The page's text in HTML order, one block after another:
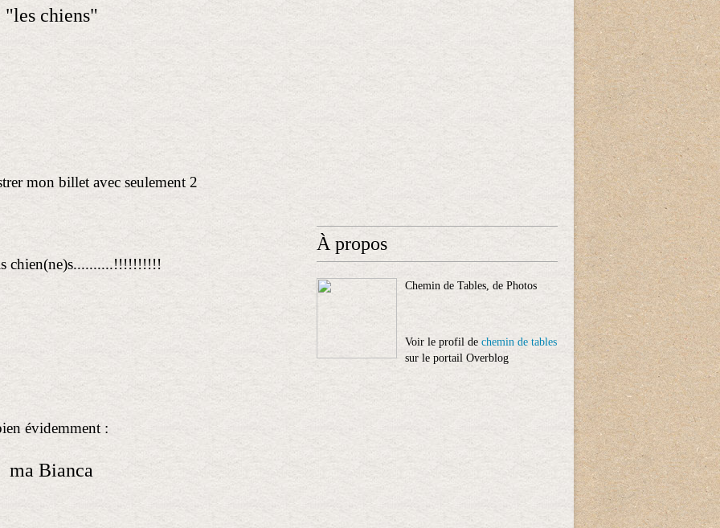
"les chiens"
mon billet avec seulement 2
chien(ne)s..........!!!!!!!!!!
évidemment :
ma Bianca
À propos
Chemin de Tables, de Photos
Voir le profil de chemin de tables
sur le portail Overblog